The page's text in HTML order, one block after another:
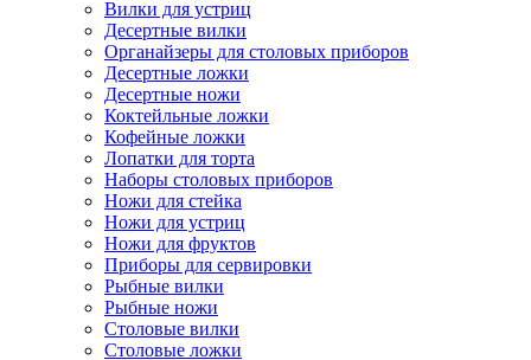
Вилки для устриц
Десертные вилки
Органайзеры для столовых приборов
Десертные ложки
Десертные ножи
Коктейльные ложки
Кофейные ложки
Лопатки для торта
Наборы столовых приборов
Ножи для стейка
Ножи для устриц
Ножи для фруктов
Приборы для сервировки
Рыбные вилки
Рыбные ножи
Столовые вилки
Столовые ложки